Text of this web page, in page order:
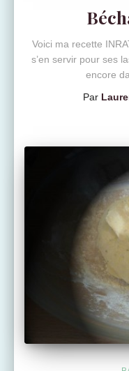
Voici ma recette
s’en servir pour ses
encore
Par